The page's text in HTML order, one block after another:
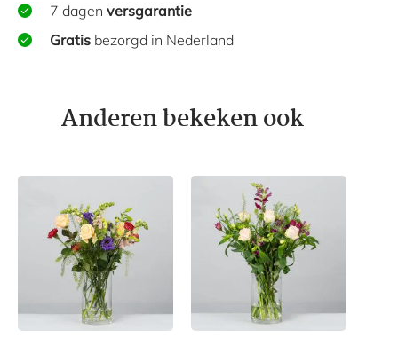
7 dagen versgarantie
Gratis bezorgd in Nederland
Anderen bekeken ook